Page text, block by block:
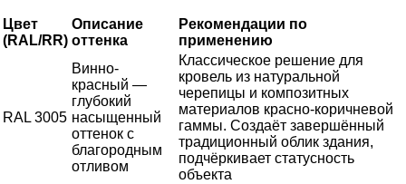
Цвет
(RAL/RR)
Описание
оттенка
Рекомендации по
применению
RAL 3005
Винно-
красный —
глубокий
насыщенный
оттенок с
благородным
отливом
Классическое решение для
кровель из натуральной
черепицы и композитных
материалов красно-коричневой
гаммы. Создаёт завершённый
традиционный облик здания,
подчёркивает статусность
объекта